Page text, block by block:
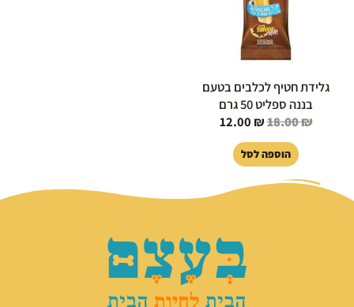
גלידת חטיף לכלבים בטעם
בננה ספליט 50 גרם
18.00₪
12.00 ₪
הוספה לסל